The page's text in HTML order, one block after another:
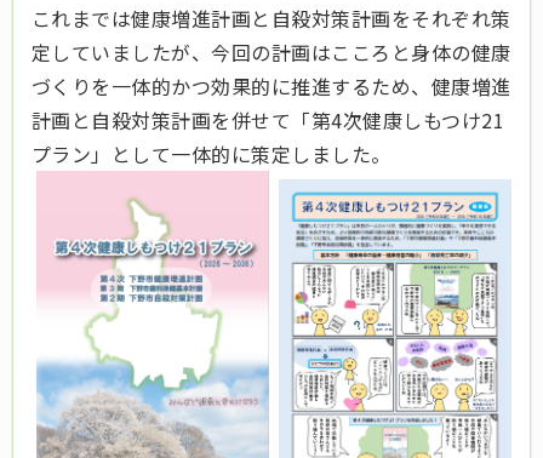
これまでは健康増進計画と自殺対策計画をそれぞれ策
定していましたが、今回の計画はこころと身体の健康
づくりを一体的かつ効果的に推進するため、健康増進
計画と自殺対策計画を併せて「第4次健康しもつけ21
プラン」として一体的に策定しました。